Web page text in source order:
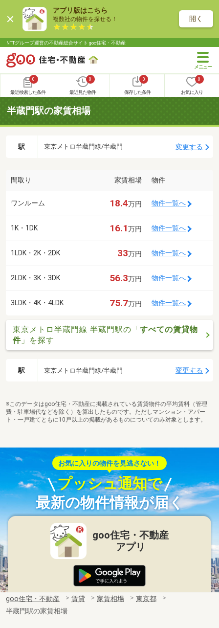
アプリ版はこちら
複数社の物件を探せる！ 開く
NTTグループ運営の不動産総合サイト goo住宅・不動産
0
最近検索した条件
0
最近見た物件
0
保存した条件
0
お気に入り
半蔵門駅の家賃相場
駅 東京メトロ半蔵門線/半蔵門 変更する
間取り 家賃相場 物件
ワンルーム 18.4万円 物件一覧へ
1K・1DK 16.1万円 物件一覧へ
1LDK・2K・2DK 33万円 物件一覧へ
2LDK・3K・3DK 56.3万円 物件一覧へ
3LDK・4K・4LDK 75.7万円 物件一覧へ
東京メトロ半蔵門線 半蔵門駅の「すべての賃貸物
件 」を探す
駅 東京メトロ半蔵門線/半蔵門 変更する
※このデータはgoo住宅・不動産に掲載されている賃貸物件の平均賃料（管理
費・駐車場代などを除く）を算出したものです。ただしマンション・アパー
ト・一戸建てともに10戸以上の掲載があるものについてのみ対象とします。
お気に入りの物件を見逃さない！
プッシュ通知で
最新の物件情報が届く
goo住宅・不動産
アプリ
goo住宅・不動産 賃貸 家賃相場
東京都
半蔵門駅の家賃相場